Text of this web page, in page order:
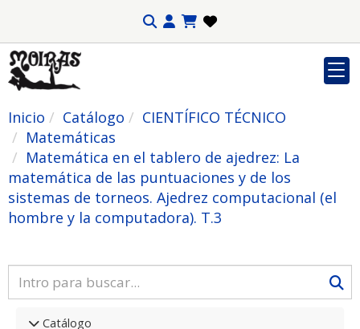
Inicio Catálogo
CIENTÍFICO TÉCNICO
Matemáticas
Matemática en el tablero de ajedrez: La
matemática de las puntuaciones y de los
sistemas de torneos. Ajedrez computacional (el
hombre y la computadora). T.3
Catálogo